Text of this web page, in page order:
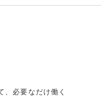
必要なだけ働く